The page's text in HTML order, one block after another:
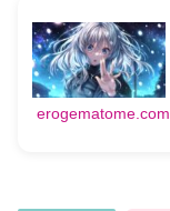
erogematome.com